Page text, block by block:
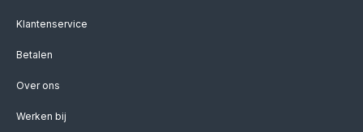
Klantenservice
Betalen
Over ons
Werken bij